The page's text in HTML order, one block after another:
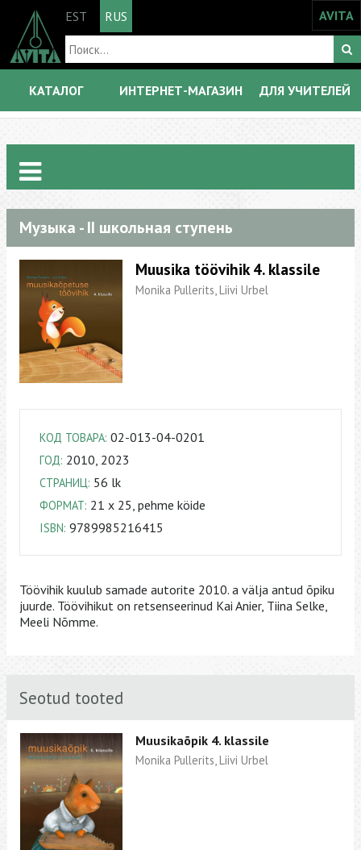
EST RUS AVITA
КАТАЛОГ ИНТЕРНЕТ-МАГАЗИН ДЛЯ УЧИТЕЛЕЙ
Музыка - II школьная ступень
Muusika töövihik 4. klassile
Monika Pullerits, Liivi Urbel
КОД ТОВАРА: 02-013-04-0201
ГОД: 2010, 2023
СТРАНИЦ: 56 lk
ФОРМАТ: 21 x 25, pehme köide
ISBN: 9789985216415
Töövihik kuulub samade autorite 2010. a välja antud õpiku
juurde. Töövihikut on retsenseerinud Kai Anier, Tiina Selke,
Meeli Nõmme.
Seotud tooted
Muusikaõpik 4. klassile
Monika Pullerits, Liivi Urbel